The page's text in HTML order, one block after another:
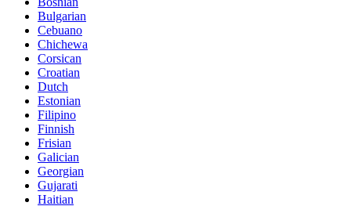
Bulgarian
Cebuano
Chichewa
Corsican
Croatian
Dutch
Estonian
Filipino
Finnish
Frisian
Galician
Georgian
Gujarati
Haitian